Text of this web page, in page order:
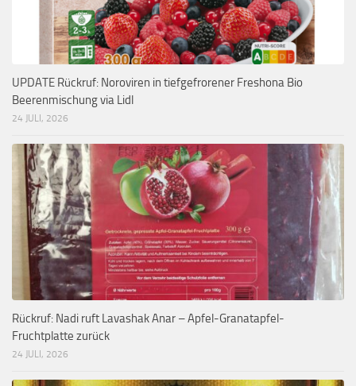
UPDATE Rückruf: Noroviren in tiefgefrorener Freshona Bio
Beerenmischung via Lidl
24 JULI, 2026
Rückruf: Nadi ruft Lavashak Anar – Apfel-Granatapfel-
Fruchtplatte zurück
24 JULI, 2026